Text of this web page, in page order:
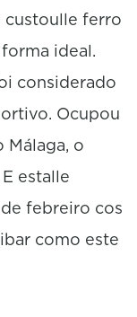
custoulle ferro
ideal.
considerado
Ocupou
o
estalle
febreiro cos
como este